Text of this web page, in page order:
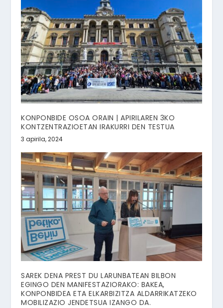
KONPONBIDE OSOA ORAIN | APIRILAREN 3KO
KONTZENTRAZIOETAN IRAKURRI DEN TESTUA
3 apirila, 2024
SAREK DENA PREST DU LARUNBATEAN BILBON
EGINGO DEN MANIFESTAZIORAKO: BAKEA,
KONPONBIDEA ETA ELKARBIZITZA ALDARRIKATZEKO
MOBILIZAZIO JENDETSUA IZANGO DA.